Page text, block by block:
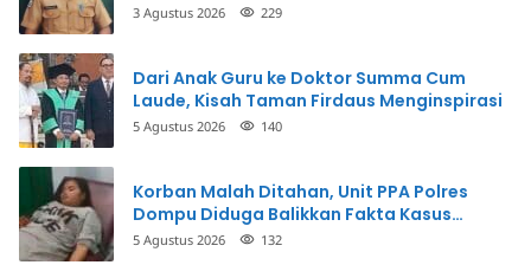
3 Agustus 2026 229
Dari Anak Guru ke Doktor Summa Cum
Laude, Kisah Taman Firdaus Menginspirasi
5 Agustus 2026 140
Korban Malah Ditahan, Unit PPA Polres
Dompu Diduga Balikkan Fakta Kasus
Penganiayaan
5 Agustus 2026 132